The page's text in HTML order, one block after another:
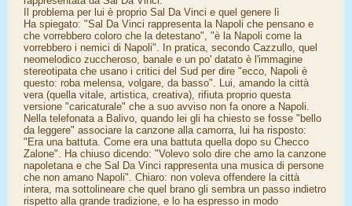
Il problema per lui è proprio Sal Da Vinci e quel genere lì
Ha spiegato: "Sal Da Vinci rappresenta la Napoli che pensano e
che vorrebbero coloro che la detestano", "è la Napoli come la
vorrebbero i nemici di Napoli". In pratica, secondo Cazzullo, quel
neomelodico zuccheroso, banale e un po' datato è l'immagine
stereotipata che usano i critici del Sud per dire "ecco, Napoli è
questo: roba melensa, volgare, da basso". Lui, amando la città
vera (quella vitale, artistica, creativa), rifiuta proprio questa
versione "caricaturale" che a suo avviso non fa onore a Napoli.
Nella telefonata a Balivo, quando lei gli ha chiesto se fosse "bello
da leggere" associare la canzone alla camorra, lui ha risposto:
"Era una battuta. Come era una battuta quella dopo su Checco
Zalone". Ha chiuso dicendo: "Volevo solo dire che amo la canzone
napoletana e che Sal Da Vinci rappresenta una musica di persone
che non amano Napoli". Chiaro: non voleva offendere la città
intera, ma sottolineare che quel brano gli sembra un passo indietro
rispetto alla grande tradizione, e lo ha espresso in modo